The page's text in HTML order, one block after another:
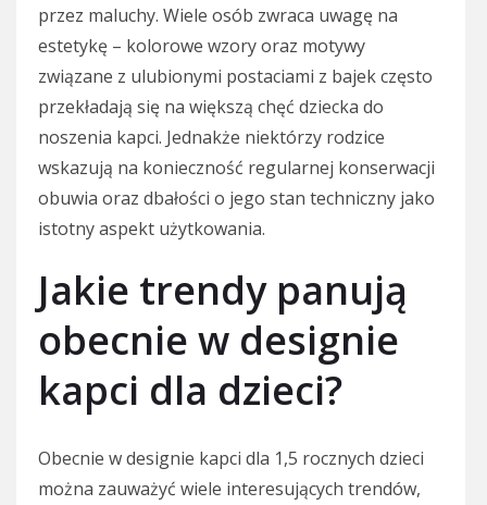
przez maluchy. Wiele osób zwraca uwagę na
estetykę – kolorowe wzory oraz motywy
związane z ulubionymi postaciami z bajek często
przekładają się na większą chęć dziecka do
noszenia kapci. Jednakże niektórzy rodzice
wskazują na konieczność regularnej konserwacji
obuwia oraz dbałości o jego stan techniczny jako
istotny aspekt użytkowania.
Jakie trendy panują
obecnie w designie
kapci dla dzieci?
Obecnie w designie kapci dla 1,5 rocznych dzieci
można zauważyć wiele interesujących trendów,